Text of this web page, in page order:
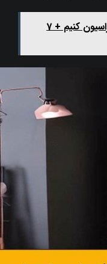
چگونه خانه را به سبک ایرانی دکوراسیون کنیم + 7